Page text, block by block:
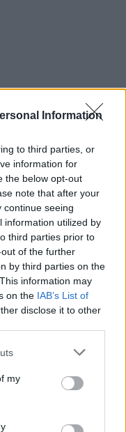
Information
to third parties, or
information for
the below opt-out
note that after your
continue seeing
information utilized by
third parties prior to
of the further
by third parties on the
information may
on the IAB’s List of
disclose it to other
one or more Google
You may click to
third-party tags to
in below Google
my